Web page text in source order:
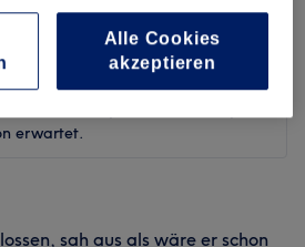
Nach Sternen filtern
erwartet.
sah aus als wäre er schon
Alle Cookies
akzeptieren